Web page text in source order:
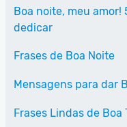
Boa noite, meu
dedicar
Frases de Boa Noite
Mensagens para dar
Frases Lindas de Boa